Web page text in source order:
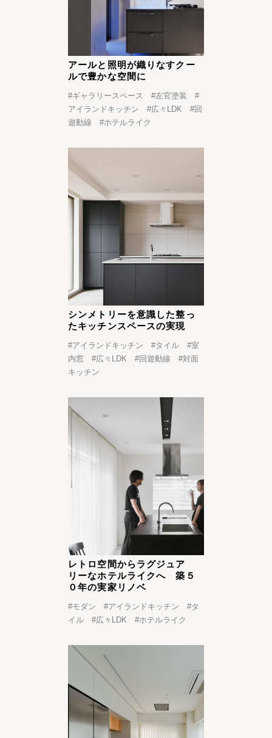
アールと照明が織りなすクー
ルで豊かな空間に
#ギャラリースペース #左官塗装
#
アイランドキッチン
#広々LDK #回
遊動線
#ホテルライク
シンメトリーを意識した整っ
たキッチンスペースの実現
#アイランドキッチン #タイル #室
内窓
#広々LDK #回遊動線 #対面
キッチン
レトロ空間からラグジュア
リーなホテルライクへ 築５
０年の実家リノベ
#モダン #アイランドキッチン #タ
イル
#広々LDK #ホテルライク